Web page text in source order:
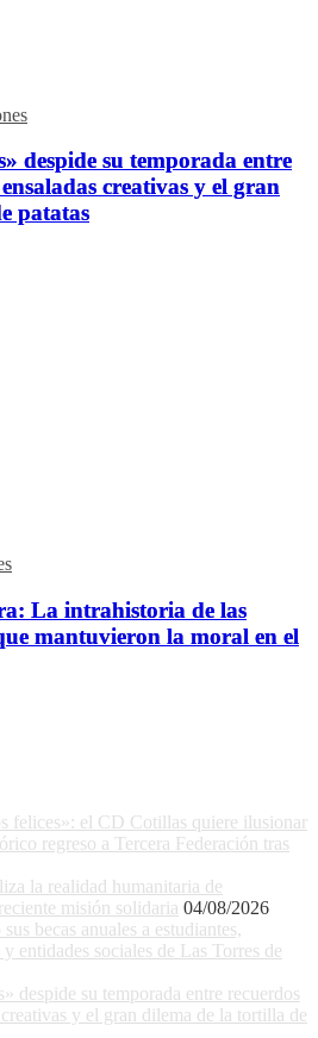
despide su temporada entre
creativas y el gran
patatas
La intrahistoria de las
mantuvieron la moral en el
felices»: el CD Cotillas quiere ilusionar
regreso a Tercera Federación tras
la realidad humanitaria de
misión solidaria 04/08/2026
becas anuales a estudiantes,
entidades sociales de Las Torres de
despide su temporada entre recuerdos
y el gran dilema de la tortilla de